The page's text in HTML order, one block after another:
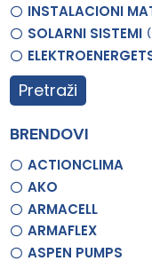
INSTALACIONI
SOLARNI SISTEMI
Pretraži
BRENDOVI
ACTIONCLIMA
AKO
ARMACELL
ARMAFLEX
ASPEN PUMPS